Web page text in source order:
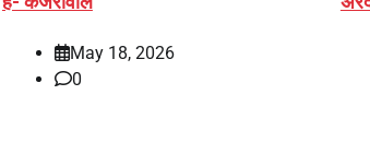
May 18, 2026
0